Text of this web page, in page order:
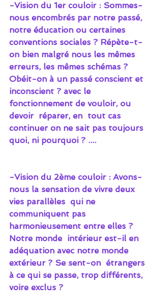
-Vision du 1er couloir : Sommes-
nous encombrés par notre passé,
notre éducation ou certaines
conventions sociales ? Répète-t-
on bien malgré nous les mêmes
erreurs, les mêmes schémas ?
Obéit-on à un passé conscient et
inconscient ? avec le
fonctionnement de vouloir, ou
devoir  réparer, en  tout cas
continuer on ne sait pas toujours
quoi, ni pourquoi ? ....
-Vision du 2ème couloir : Avons-
nous la sensation de vivre deux
vies parallèles  qui ne
communiquent pas
harmonieusement entre elles ?
Notre monde  intérieur est-il en
adéquation avec notre monde
extérieur ? Se sent-on  étrangers
à ce qui se passe, trop différents,
voire exclus ?